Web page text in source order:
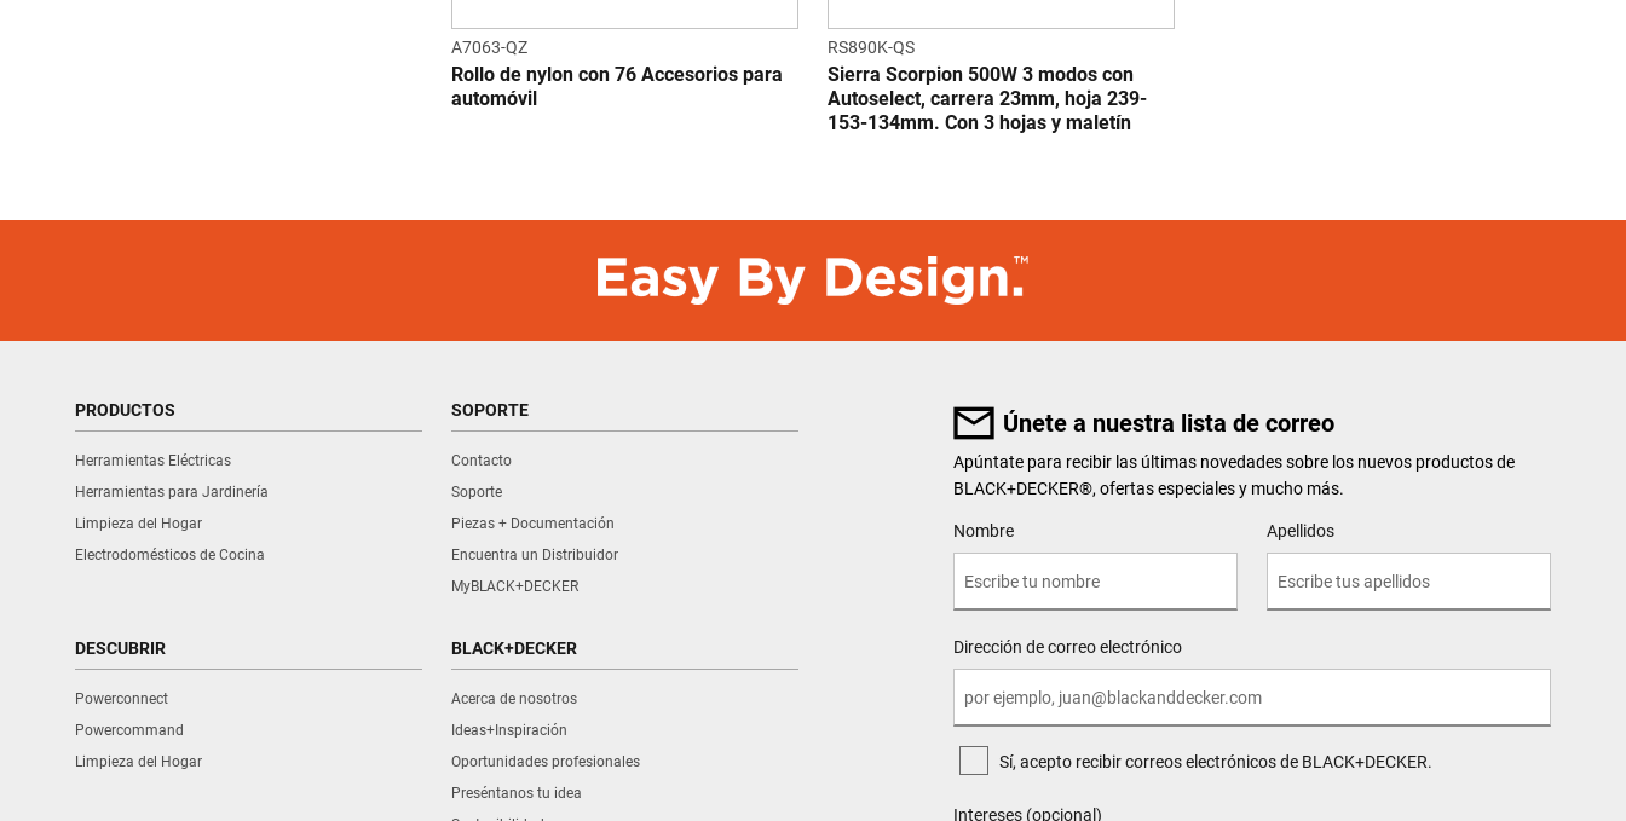
A7063-QZ
Rollo de nylon con 76 Accesorios para
automóvil
RS890K-QS
Sierra Scorpion 500W 3 modos con
Autoselect, carrera 23mm, hoja 239-
153-134mm. Con 3 hojas y maletín
PRODUCTOS
Herramientas Eléctricas
Herramientas para Jardinería
Limpieza del Hogar
Electrodomésticos de Cocina
SOPORTE
Contacto
Soporte
Piezas + Documentación
Encuentra un Distribuidor
MyBLACK+DECKER
DESCUBRIR
Powerconnect
Powercommand
Limpieza del Hogar
BLACK+DECKER
Acerca de nosotros
Ideas+Inspiración
Oportunidades profesionales
Preséntanos tu idea
Únete a nuestra lista de correo
Apúntate para recibir las últimas novedades sobre los nuevos productos de
BLACK+DECKER®, ofertas especiales y mucho más.
User Details
Nombre Apellidos
Dirección de correo electrónico
Sí, acepto recibir correos electrónicos de BLACK+DECKER.
Intereses (opcional)